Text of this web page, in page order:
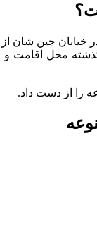
خیابان جین شان
محل اقامت و
را از دست داد.